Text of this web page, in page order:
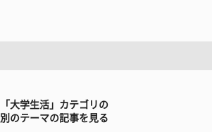
「大学生活」カテゴリの
別のテーマの記事を見る